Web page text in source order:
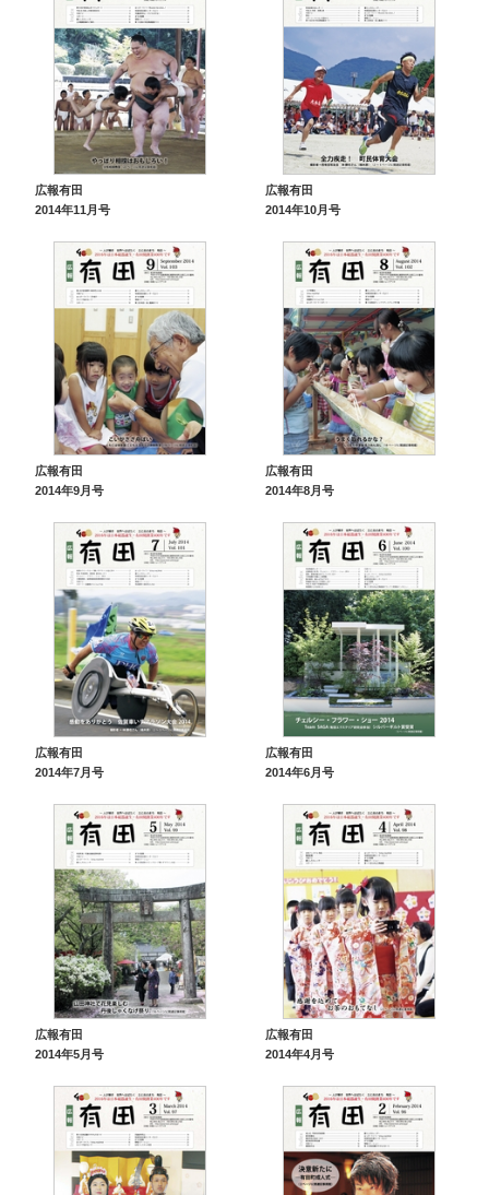
広報有田
2014年11月号
広報有田
2014年10月号
広報有田
2014年9月号
広報有田
2014年8月号
広報有田
2014年7月号
広報有田
2014年6月号
広報有田
2014年5月号
広報有田
2014年4月号